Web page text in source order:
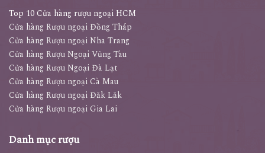
Top 10 Cửa hàng rượu ngoại HCM
Cửa hàng Rượu ngoại Đồng Tháp
Cửa hàng Rượu ngoại Nha Trang
Cửa hàng Rượu Ngoại Vũng Tàu
Cửa hàng Rượu Ngoại Đà Lạt
Cửa hàng Rượu ngoại Cà Mau
Cửa hàng Rượu ngoại Đăk Lăk
Cửa hàng Rượu ngoại Gia Lai
Danh mục rượu